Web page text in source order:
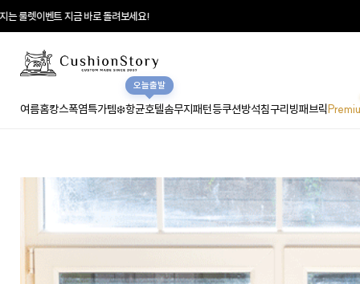
룰렛이벤트 지금 바로 돌려보세요!
여름홈캉스폭염특가템❄️항균호텔솜
오늘출발
무지패턴등쿠션방석침구리빙패브릭